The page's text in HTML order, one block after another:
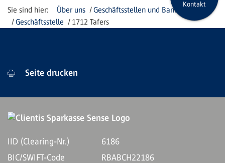
Über uns
Geschäftsstellen und Bancomaten
Geschäftsstelle
1712 Tafers
Kontakt
Seite drucken
IID (Clearing-Nr.)
6186
BIC/SWIFT-Code
RBABCH22186